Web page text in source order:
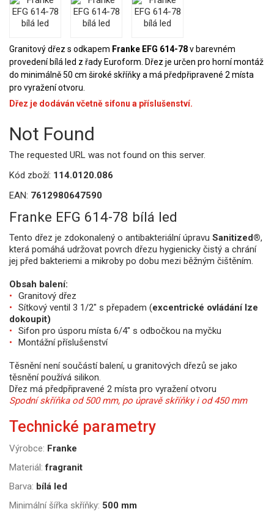
Granitový dřez s odkapem Franke EFG 614-78v barevném
provedení bílá led z řady Euroform. Dřez je určen pro horní montáž
do minimálně 50 cm široké skříňky a má předpřipravené 2 místa
pro vyražení otvoru.
Dřez je dodáván včetně sifonu a příslušenství.
Not Found
The requested URL was not found on this server.
Kód zboží: 114.0120.086
EAN: 7612980647590
Franke EFG 614-78 bílá led
Tento dřez je zdokonalený o antibakteriální úpravu Sanitized®,
která pomáhá udržovat povrch dřezu hygienicky čistý a chrání
jej před bakteriemi a mikroby po dobu mezi běžným čištěním.
Obsah balení:
Granitový dřez
Sítkový ventil 3 1/2" s přepadem (excentrické ovládání lze
dokoupit)
Sifon pro úsporu místa 6/4" s odbočkou na myčku
Montážní příslušenství
Těsnění není součástí balení, u granitových dřezů se jako
těsnění používá silikon.
Dřez má předpřipravené 2 místa pro vyražení otvoru
Spodní skříňka od 500 mm, po úpravě skříňky i od 450 mm
Technické parametry
Výrobce: Franke
Materiál: fragranit
Barva: bílá led
Minimální šířka skříňky: 500 mm